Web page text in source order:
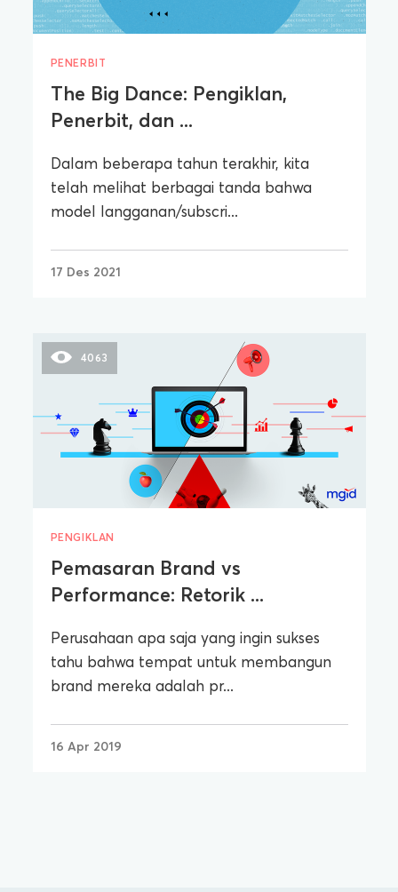
PENERBIT
The Big Dance: Pengiklan,
Penerbit, dan ...
Dalam beberapa tahun terakhir, kita
telah melihat berbagai tanda bahwa
model langganan/subscri...
17 Des 2021
4063
PENGIKLAN
Pemasaran Brand vs
Performance: Retorik ...
Perusahaan apa saja yang ingin sukses
tahu bahwa tempat untuk membangun
brand mereka adalah pr...
16 Apr 2019